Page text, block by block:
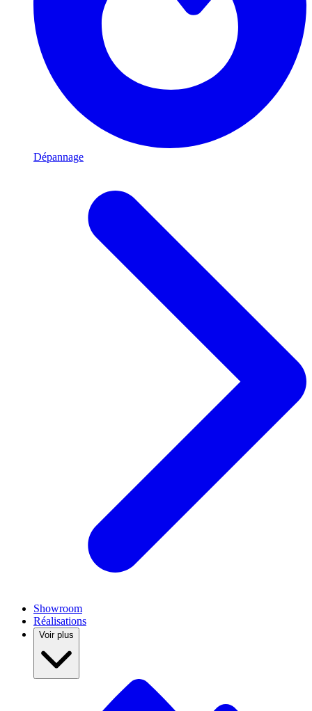
Dépannage
Showroom
Réalisations
Voir plus